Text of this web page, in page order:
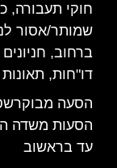
חוקי תעבורה,
שמותר/אסור
ברחוב, חניונים
דו"חות, תאונות
הסעה
הסעות משדה
עד בראשוב